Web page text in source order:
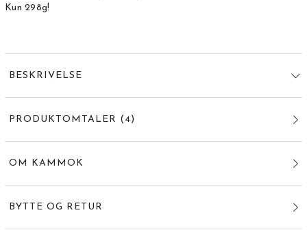
Kun 298g!
BESKRIVELSE
PRODUKTOMTALER (4)
OM KAMMOK
BYTTE OG RETUR